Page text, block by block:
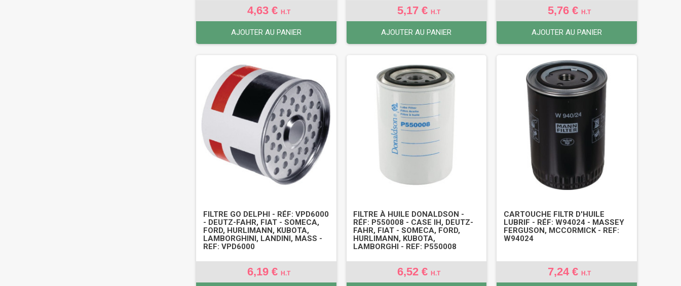
4,63 € H.T
AJOUTER AU PANIER
5,17 €H.T
AJOUTER AU PANIER
5,76 €H.T
AJOUTER AU PANIER
FILTRE GO DELPHI - RÉF: VPD6000
- DEUTZ-FAHR, FIAT - SOMECA,
FORD, HURLIMANN, KUBOTA,
LAMBORGHINI, LANDINI, MASS -
REF: VPD6000
6,19 € H.T
FILTRE À HUILE DONALDSON -
RÉF: P550008 - CASE IH, DEUTZ-
FAHR, FIAT - SOMECA, FORD,
HURLIMANN, KUBOTA,
LAMBORGHI - REF: P550008
6,52 €H.T
CARTOUCHE FILTR D'HUILE
LUBRIF - RÉF: W94024 - MASSEY
FERGUSON, MCCORMICK - REF:
W94024
7,24 €H.T